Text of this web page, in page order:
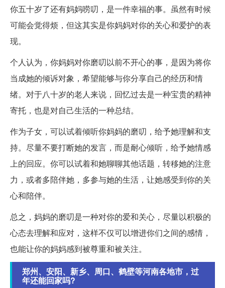
你五十岁了还有妈妈唠叨，是一件幸福的事。虽然有时候
可能会觉得烦，但这其实是你妈妈对你的关心和爱护的表
现。
个人认为，你妈妈对你磨叨以前不开心的事，是因为将你
当成她的倾诉对象，希望能够与你分享自己的经历和情
绪。对于八十岁的老人来说，回忆过去是一种宝贵的精神
寄托，也是对自己生活的一种总结。
作为子女，可以试着倾听你妈妈的磨叨，给予她理解和支
持。尽量不要打断她的发言，而是耐心倾听，给予她情感
上的回应。你可以试着和她聊聊其他话题，转移她的注意
力，或者多陪伴她，多参与她的生活，让她感受到你的关
心和陪伴。
总之，妈妈的磨叨是一种对你的爱和关心，尽量以积极的
心态去理解和应对，这样不仅可以增进你们之间的感情，
也能让你的妈妈感到被尊重和被关注。
郑州、安阳、新乡、周口、鹤壁等河南各地市，过
年还能回家吗?